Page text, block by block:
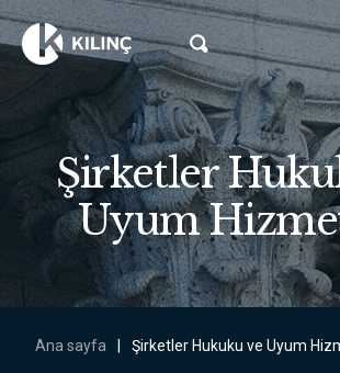
Şirketler
Uyum
Ana sayfa Şirketler Hukuku ve Uyum